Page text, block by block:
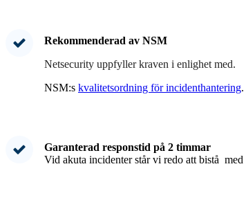
Rekommenderad av NSM
Netsecurity uppfyller kraven i enlighet med.
NSM:s kvalitetsordning förincidenthantering
Garanterad responstid på 2 timmar
Vid akuta incidenter står vi redo att bistå